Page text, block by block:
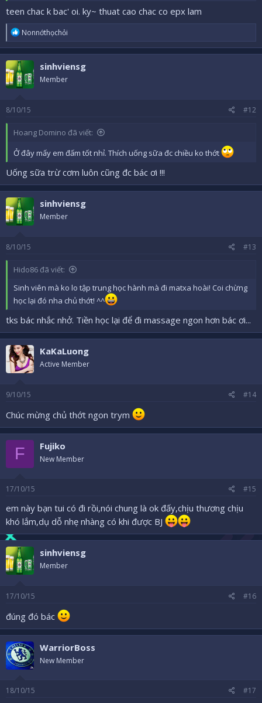
teen chac k bac' oi. ky~ thuat cao chac co epx lam
R
e
a
c
t
i
o
s
Nonnớthọchỏi
sinhviensg
Member
8/10/15 #12
Hoang Domino đã viết:
Ở đây mấy em đấm tốt nhỉ. Thích uống sữa đc chiều ko thớt
Uống sữa trừ cơm luôn cũng đc bác ơi !!!
sinhviensg
Member
8/10/15 #13
Hido86 đã viết:
Sinh viên mà ko lo tập trung học hành mà đi matxa hoài! Coi chừng
học lại đó nha chủ thớt! ^^
tks bác nhắc nhở. Tiền học lại để đi massage ngon hơn bác ơi...
KaKaLuong
Active Member
9/10/15 #14
Chúc mừng chủ thớt ngon trym
F Fujiko
New Member
17/10/15 #15
em này bạn tui có đi rồi,nói chung là ok đấy,chịu thương chịu
khó lắm,dụ dỗ nhẹ nhàng có khi được BJ
sinhviensg
Member
17/10/15 #16
đúng đó bác
WarriorBoss
New Member
18/10/15 #17